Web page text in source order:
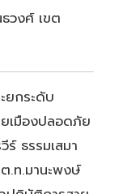
วงศ์ เขต
ยกระดับ
เมืองปลอดภัย
ธรรมเสมา
.ท.มานะพงษ์